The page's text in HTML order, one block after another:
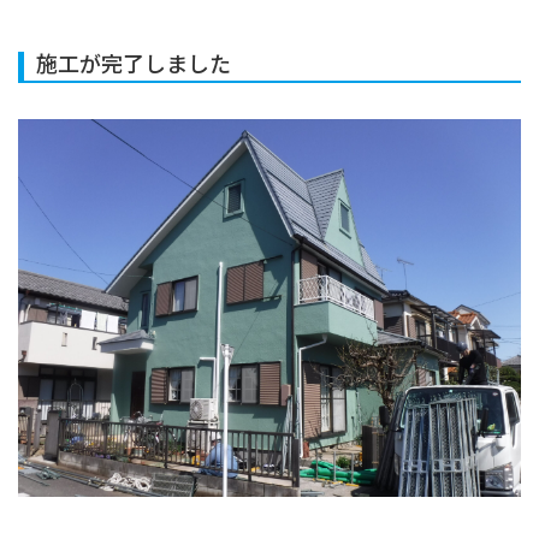
施工が完了しました